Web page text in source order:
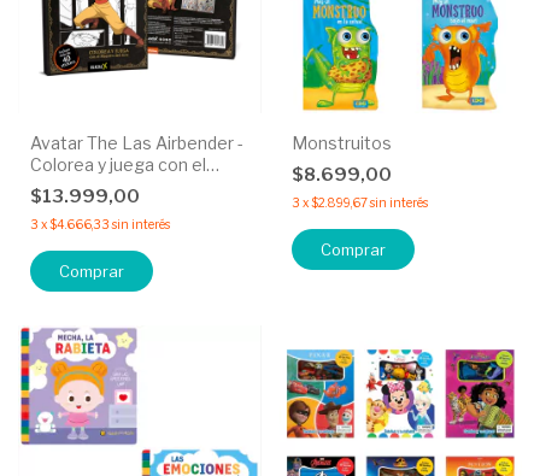
Avatar The Las Airbender -
Colorea y juega con el
maesto del aire.
$13.999,00
3 x$4.666,33 sin interés
Monstruitos
$8.699,00
3 x$2.899,67sin interés
Comprar